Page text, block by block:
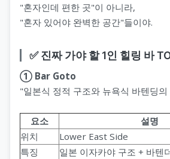
"혼자인데 편한 곳"이 아니라,
"혼자 있어야 완벽한 공간"들이야.
✅ 진짜 가야 할 1인 힐링 바
① Bar Goto
"일본식 정적 구조와 뉴욕식 바텐딩의
요소
설명
위치
Lower East Side
특징
일본 이자카야 구조 + 바텐